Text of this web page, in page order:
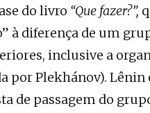
do livro “Que fazer?”,
à diferença de um
inclusive a
por Plekhánov).
de passagem do